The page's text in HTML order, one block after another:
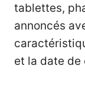
tablettes,
annoncés
et la date de